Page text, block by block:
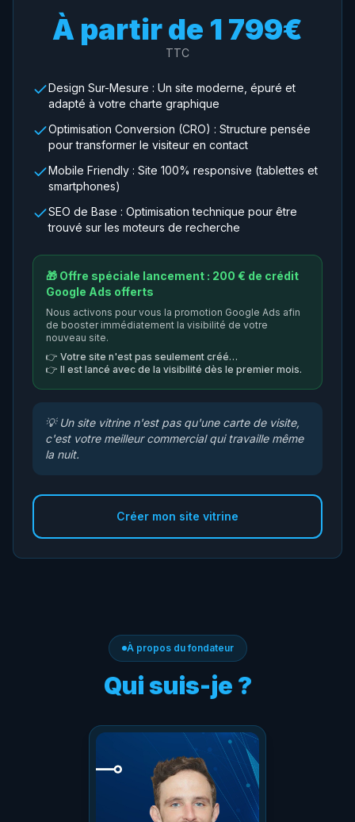
À partir de 1 799€
TTC
Design Sur-Mesure : Un site moderne, épuré et
adapté à votre charte graphique
Optimisation Conversion (CRO) : Structure pensée
pour transformer le visiteur en contact
Mobile Friendly : Site 100% responsive (tablettes et
smartphones)
SEO de Base : Optimisation technique pour être
trouvé sur les moteurs de recherche
🎁 Offre spéciale lancement : 200 € de crédit
Google Ads offerts
Nous activons pour vous la promotion Google Ads afin
de booster immédiatement la visibilité de votre
nouveau site.
👉 Votre site n'est pas seulement créé…
👉 Il est lancé avec de la visibilité dès le premier mois.
💡 Un site vitrine n'est pas qu'une carte de visite,
c'est votre meilleur commercial qui travaille même
la nuit.
Créer mon site vitrine
À propos du fondateur
Qui suis-je ?